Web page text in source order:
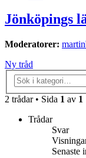
Jönköpings
Moderatorer:
Ny tråd
2 trådar • Sida 1 av 1
Trådar
Svar
Senaste